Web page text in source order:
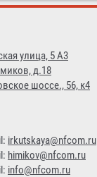
улица, 5 А3
д.18
шоссе., 56, к4
irkutskaya@nfcom.ru
himikov@nfcom.ru
info@nfcom.ru